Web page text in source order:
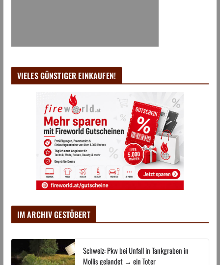
VIELES GÜNSTIGER EINKAUFEN!
IM ARCHIV GESTÖBERT
Schweiz: Pkw bei Unfall in Tankgraben in
Mollis gelandet → ein Toter